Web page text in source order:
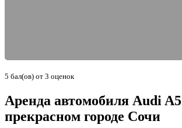
5 бал(ов) от 3 оценок
Аренда автомобиля Audi A5
прекрасном городе Сочи